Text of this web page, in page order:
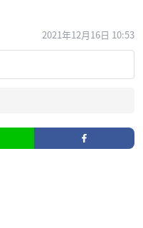
2021年12月16日 10:53